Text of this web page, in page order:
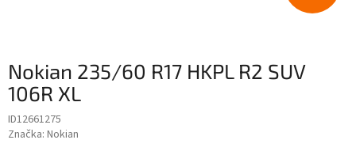
Nokian 235/60 R17 HKPL R2 SUV
106R XL
ID12661275
Značka: Nokian